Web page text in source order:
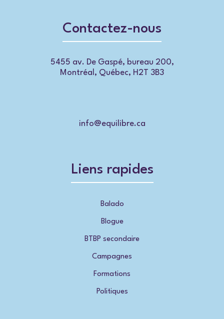
Contactez-nous
5455 av. De Gaspé, bureau 200,
Montréal, Québec, H2T 3B3
info@equilibre.ca
Liens rapides
Balado
Blogue
BTBP secondaire
Campagnes
Formations
Politiques